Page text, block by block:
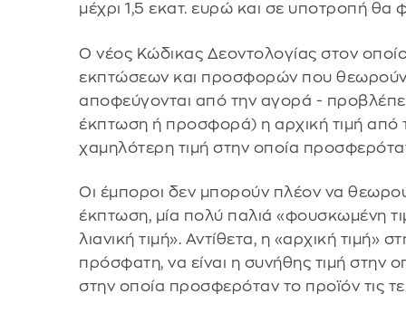
μέχρι 1,5 εκατ. ευρώ και σε υποτροπή θα
Ο νέος Κώδικας Δεοντολογίας στον
εκπτώσεων και προσφορών που
αποφεύγονται από την αγορά -
έκπτωση ή προσφορά) η αρχική τιμή από
χαμηλότερη τιμή στην οποία
Οι έμποροι δεν μπορούν πλέον να
έκπτωση, μία πολύ παλιά «φουσκωμένη
λιανική τιμή». Αντίθετα, η «αρχική τιμή»
πρόσφατη, να είναι η συνήθης τιμή στην
στην οποία προσφερόταν το προϊόν τις